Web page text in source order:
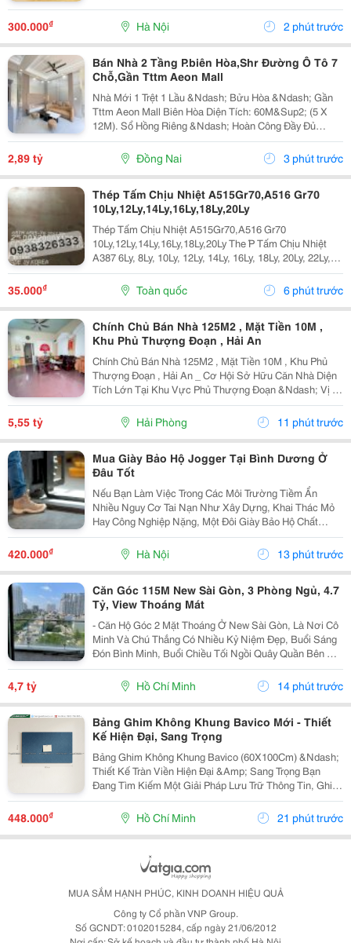
Nước. Tuy Nhiên, Không Phải Loại Đồng Hồ Đo Nhiệt
Độ Chân Sau Nào Cũng Phù Hợp Với Mọi Môi Trường...
300.000₫ Hà Nội 2 phút trước
Bán Nhà 2 Tầng P.biên Hòa,Shr Đường Ô Tô 7
Chỗ,Gần Tttm Aeon Mall
Nhà Mới 1 Trệt 1 Lầu &Ndash; Bửu Hòa &Ndash; Gần
Tttm Aeon Mall Biên Hòa Diện Tích: 60M&Sup2; (5 X
12M). Sổ Hồng Riêng &Ndash; Hoàn Công Đầy Đủ
&Ndash; Hỗ Trợ Vay Ngân Hàng Đến 80%. Đường Ô Tô
7 Chỗ Vào Tận Nhà Công Năng:1 Trệt 1 Lầu: 3 Phòng...
2,89 tỷ Đồng Nai 3 phút trước
Thép Tấm Chịu Nhiệt A515Gr70,A516 Gr70
10Ly,12Ly,14Ly,16Ly,18Ly,20Ly
Thép Tấm Chịu Nhiệt A515Gr70,A516 Gr70
10Ly,12Ly,14Ly,16Ly,18Ly,20Ly The ́P Tấm Chịu Nhiệt
A387 6Ly, 8Ly, 10Ly, 12Ly, 14Ly, 16Ly, 18Ly, 20Ly, 22Ly,
25Ly, 30Ly, 35Ly Thép Tấm Chịu Nhiệt ,16Mo3,13Crmo
4-5 A515 Gr70 A387 6Ly, 8Ly,...
35.000₫ Toàn quốc 6 phút trước
Chính Chủ Bán Nhà 125M2 , Mặt Tiền 10M ,
Khu Phủ Thượng Đoạn , Hải An
Chính Chủ Bán Nhà 125M2 , Mặt Tiền 10M , Khu Phủ
Thượng Đoạn , Hải An _ Cơ Hội Sở Hữu Căn Nhà Diện
Tích Lớn Tại Khu Vực Phủ Thượng Đoạn &Ndash; Vị Trí
Đẹp, Ngõ Rộng, Ô Tô Chỉ Cách Nhà Vài Bước Chân.
Phù Hợp An Cư Hoặc Đầu Tư Lâu Dài. * Thông Tin...
5,55 tỷ Hải Phòng 11 phút trước
Mua Giày Bảo Hộ Jogger Tại Bình Dương Ở
Đâu Tốt
Nếu Bạn Làm Việc Trong Các Môi Trường Tiềm Ẩn
Nhiều Nguy Cơ Tai Nạn Như Xây Dựng, Khai Thác Mỏ
Hay Công Nghiệp Nặng, Một Đôi Giày Bảo Hộ Chất
Lượng Là Trang Bị Không Thể Thiếu Để Bảo Vệ Đôi
Chân. Safety Jogger Là Thương Hiệu Giày Bảo Hộ Nổi
Tiếng Với...
420.000₫ Hà Nội 13 phút trước
Căn Góc 115M New Sài Gòn, 3 Phòng Ngủ, 4.7
Tỷ, View Thoáng Mát
- Căn Hộ Góc 2 Mặt Thoáng Ở New Sài Gòn, Là Nơi Cô
Minh Và Chú Thắng Có Nhiều Kỷ Niệm Đẹp, Buổi Sáng
Đón Bình Minh, Buổi Chiều Tối Ngồi Quây Quần Bên Gia
Đình. Nay Chuẩn Bị Sang Ở Căn Biệt Thự Nên Đành
Gửi Gắm Căn Hộ Này Lại Với Giá 4.7 Tỷ - Căn Hộ...
4,7 tỷ Hồ Chí Minh 14 phút trước
Bảng Ghim Không Khung Bavico Mới - Thiết
Kế Hiện Đại, Sang Trọng
Bảng Ghim Không Khung Bavico (60X100Cm) &Ndash;
Thiết Kế Tràn Viền Hiện Đại &Amp; Sang Trọng Bạn
Đang Tìm Kiếm Một Giải Pháp Lưu Trữ Thông Tin, Ghi
Chú Công Việc Vừa Tiện Lợi Vừa Nâng Tầm Thẩm Mỹ
Cho Không Gian Sống Và Làm Việc? Bảng Ghim
Không...
448.000₫ Hồ Chí Minh 21 phút trước
MUA SẮM HẠNH PHÚC, KINH DOANH HIỆU QUẢ
Công ty Cổ phần VNP Group.
Số GCNDT: 0102015284, cấp ngày 21/06/2012